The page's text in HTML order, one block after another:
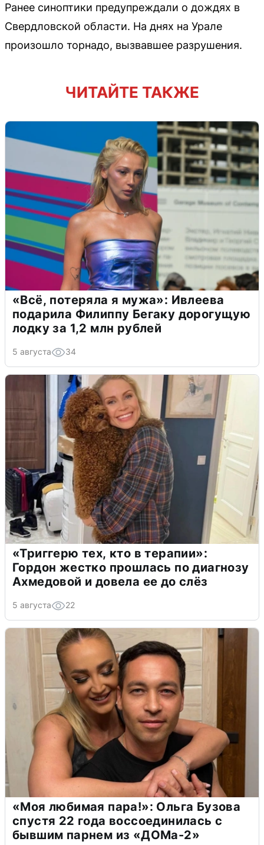
Ранее синоптики предупреждали о дождях в
Свердловской области. На днях на Урале
произошло торнадо, вызвавшее разрушения.
ЧИТАЙТЕ ТАКЖЕ
«Всё, потеряла я мужа»: Ивлеева
подарила Филиппу Бегаку дорогущую
лодку за 1,2 млн рублей
5 августа 34
«Триггерю тех, кто в терапии»:
Гордон жестко прошлась по диагнозу
Ахмедовой и довела ее до слёз
5 августа 22
«Моя любимая пара!»: Ольга Бузова
спустя 22 года воссоединилась с
бывшим парнем из «ДОМа-2»